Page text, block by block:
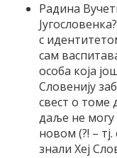
Радина
с
сам
особа која
Словенију
свест о томе
даље не могу
новом (?! –
знали Хеј